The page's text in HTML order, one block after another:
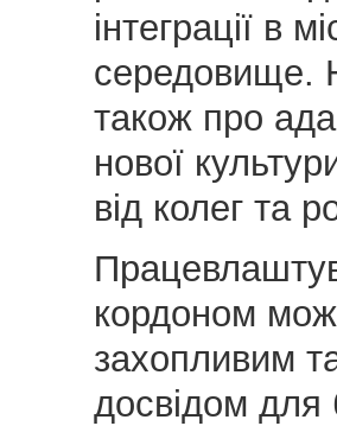
інтеграції в
середовище.
також про
нової
від колег та
кордоном
захопливим
досвідом для